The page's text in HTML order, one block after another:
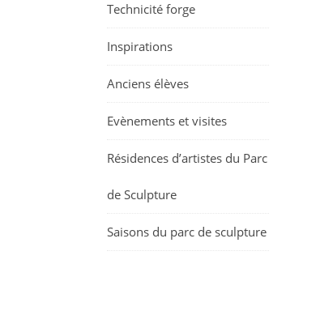
Technicité forge
Inspirations
Anciens élèves
Evènements et visites
Résidences d’artistes du Parc
de Sculpture
Saisons du parc de sculpture